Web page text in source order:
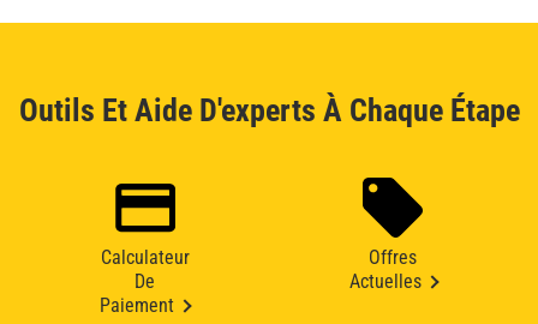
Outils Et Aide D'experts À Chaque Étape
Calculateur
De
Paiement
Offres
Actuelles